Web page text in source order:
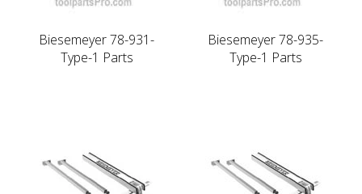
Biesemeyer 78-931-
Type-1 Parts
Biesemeyer 78-935-
Type-1 Parts